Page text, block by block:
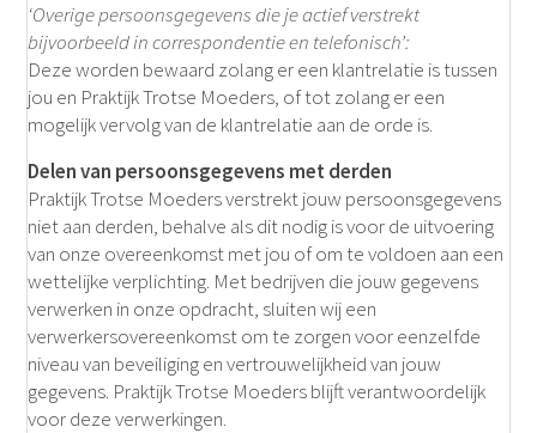
‘Overige persoonsgegevens die je actief verstrekt
bijvoorbeeld in correspondentie en telefonisch’:
Deze worden bewaard zolang er een klantrelatie is tussen
jou en Praktijk Trotse Moeders, of tot zolang er een
mogelijk vervolg van de klantrelatie aan de orde is.
Delen van persoonsgegevens met derden
Praktijk Trotse Moeders verstrekt jouw persoonsgegevens
niet aan derden, behalve als dit nodig is voor de uitvoering
van onze overeenkomst met jou of om te voldoen aan een
wettelijke verplichting. Met bedrijven die jouw gegevens
verwerken in onze opdracht, sluiten wij een
verwerkersovereenkomst om te zorgen voor eenzelfde
niveau van beveiliging en vertrouwelijkheid van jouw
gegevens. Praktijk Trotse Moeders blijft verantwoordelijk
voor deze verwerkingen.